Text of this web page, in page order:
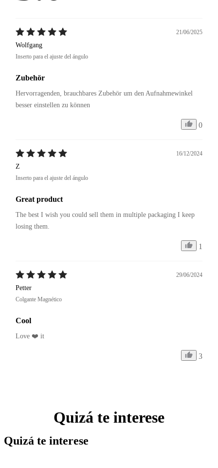
21/06/2025
Wolfgang
Inserto para el ajuste del ángulo
Zubehör
Hervorragenden, brauchbares Zubehör um den Aufnahmewinkel
besser einstellen zu können
0
16/12/2024
Z
Inserto para el ajuste del ángulo
Great product
The best I wish you could sell them in multiple packaging I keep
losing them.
1
29/06/2024
Petter
Colgante Magnético
Cool
Love ❤️ it
3
Quizá te interese
Quizá te interese